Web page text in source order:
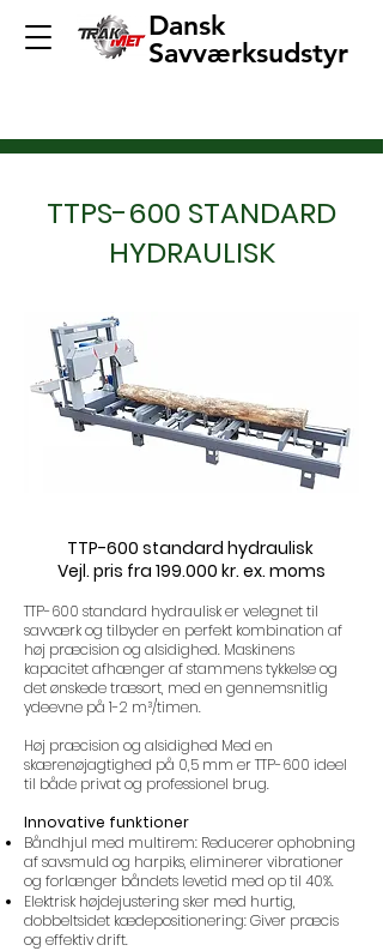
Dansk
Savværksudstyr
TTPS-600 STANDARD
HYDRAULISK
TTP-600 standard hydraulisk
Vejl. pris fra 199.000 kr. ex. moms
TTP-600 standard hydraulisk er velegnet til
savværk og tilbyder en perfekt kombination af
høj præcision og alsidighed. Maskinens
kapacitet afhænger af stammens tykkelse og
det ønskede træsort, med en gennemsnitlig
ydeevne på 1-2 m³/timen.
Høj præcision og alsidighed Med en
skærenøjagtighed på 0,5 mm er TTP-600 ideel
til både privat og professionel brug.
Innovative funktioner
Båndhjul med multirem: Reducerer ophobning
af savsmuld og harpiks, eliminerer vibrationer
og forlænger båndets levetid med op til 40%.
Elektrisk højdejustering sker med hurtig,
dobbeltsidet kædepositionering: Giver præcis
og effektiv drift.